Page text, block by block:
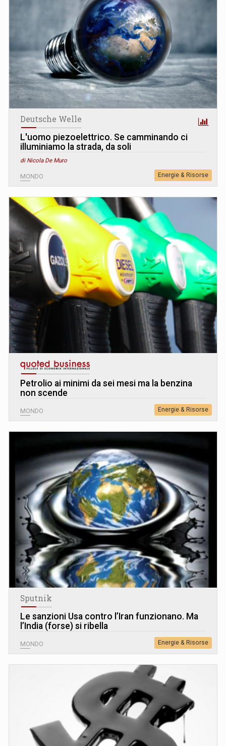
Deutsche Welle
L'uomo piezoelettrico. Se camminando ci
illuminiamo la strada, da soli
di Nicola De Muro
MONDO Energie & Risorse
Petrolio ai minimi da sei mesi ma la benzina
non scende
MONDO Energie & Risorse
Sputnik
Le sanzioni Usa contro l’Iran funzionano. Ma
l’India (forse) si ribella
MONDO Energie & Risorse